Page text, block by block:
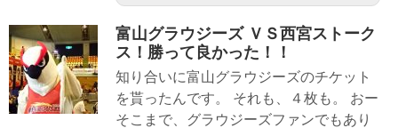
富山グラウジーズ ＶＳ西宮ストーク
ス！勝って良かった！！
知り合いに富山グラウジーズのチケット
を貰ったんです。 それも、４枚も。 おー
そこまで、グラウジーズファンでもあり